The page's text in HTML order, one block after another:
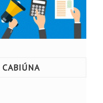
CABIÚNA